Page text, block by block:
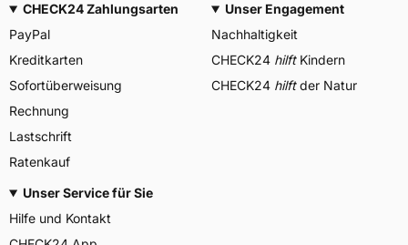
CHECK24 Zahlungsarten
PayPal
Kreditkarten
Sofortüberweisung
Rechnung
Lastschrift
Ratenkauf
Unser Engagement
Nachhaltigkeit
CHECK24 hilftKindern
CHECK24 hilftder Natur
Unser Service für Sie
Hilfe und Kontakt